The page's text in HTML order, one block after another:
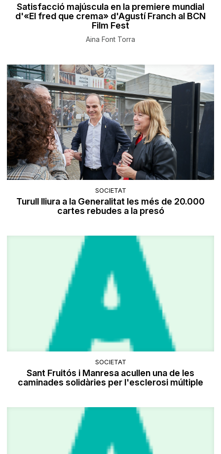
Satisfacció majúscula en la premiere mundial
d'«El fred que crema» d'Agustí Franch al BCN
Film Fest
Aina Font Torra
SOCIETAT
Turull lliura a la Generalitat les més de 20.000
cartes rebudes a la presó
SOCIETAT
Sant Fruitós i Manresa acullen una de les
caminades solidàries per l'esclerosi múltiple